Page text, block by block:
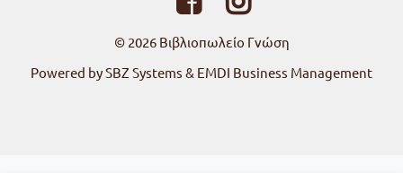
© 2026 Βιβλιοπωλείο Γνώση
Powered by SBZ Systems & EMDI Business Management